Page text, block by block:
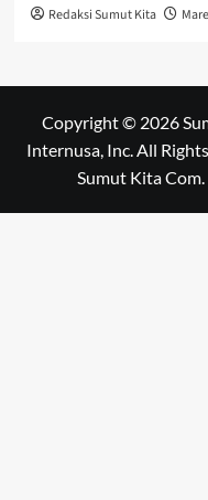
Redaksi Sumut Kita
Copyright © 2026
Internusa, Inc. All
Sumut Kita Com.